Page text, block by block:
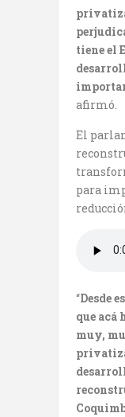
tiene el
afirmó.
El
para
“Desde
que acá
muy,